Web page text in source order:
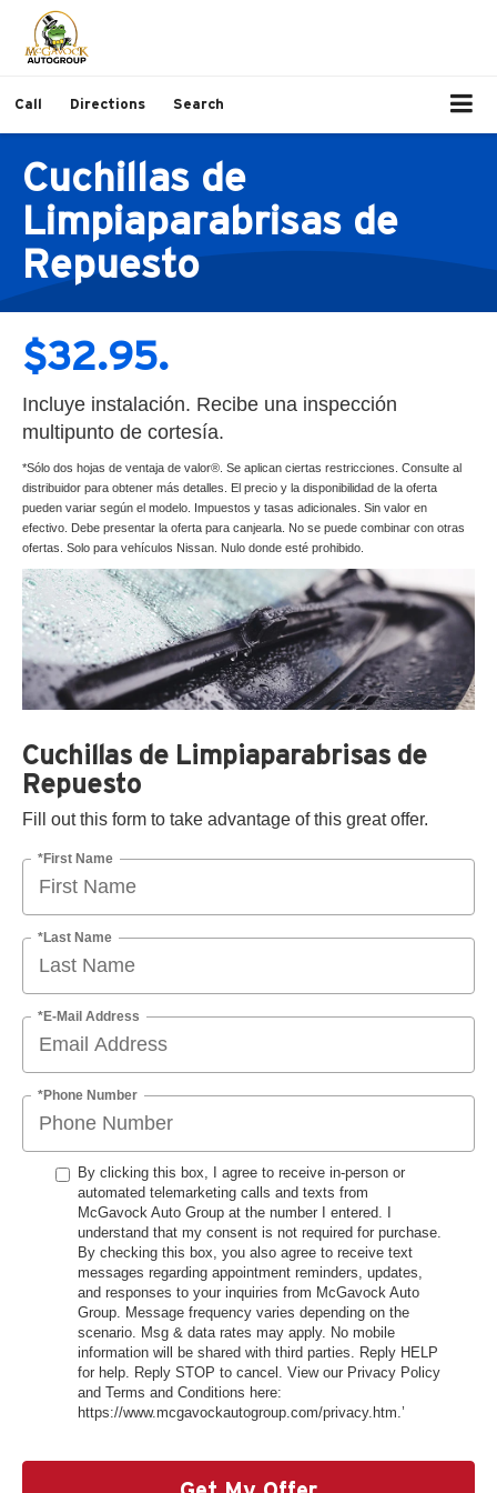
Call Directions Search
Cuchillas de
Limpiaparabrisas de
Repuesto
$32.95.
Incluye instalación. Recibe una inspección
multipunto de cortesía.
*Sólo dos hojas de ventaja de valor®. Se aplican ciertas restricciones. Consulte al
distribuidor para obtener más detalles. El precio y la disponibilidad de la oferta
pueden variar según el modelo. Impuestos y tasas adicionales. Sin valor en
efectivo. Debe presentar la oferta para canjearla. No se puede combinar con otras
ofertas. Solo para vehículos Nissan. Nulo donde esté prohibido.
Cuchillas de Limpiaparabrisas de
Repuesto
Fill out this form to take advantage of this great offer.
*First Name
*Last Name
*E-Mail Address
*Phone Number
By clicking this box, I agree to receive in-person or
automated telemarketing calls and texts from
McGavock Auto Group at the number I entered. I
understand that my consent is not required for purchase.
By checking this box, you also agree to receive text
messages regarding appointment reminders, updates,
and responses to your inquiries from McGavock Auto
Group. Message frequency varies depending on the
scenario. Msg & data rates may apply. No mobile
information will be shared with third parties. Reply HELP
for help. Reply STOP to cancel. View our Privacy Policy
and Terms and Conditions here:
https://www.mcgavockautogroup.com/privacy.htm.’